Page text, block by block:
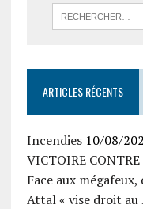
ARTICLES RÉCENTS
Incendies 10/08/
VICTOIRE
Face aux mégafeux,
Attal « vise droit au